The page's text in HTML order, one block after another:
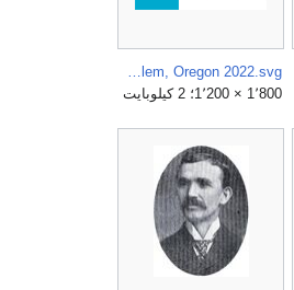
Flag of Salem, Oregon 2022.svg
1٬800 × 1٬200؛ 2 كيلوبايت